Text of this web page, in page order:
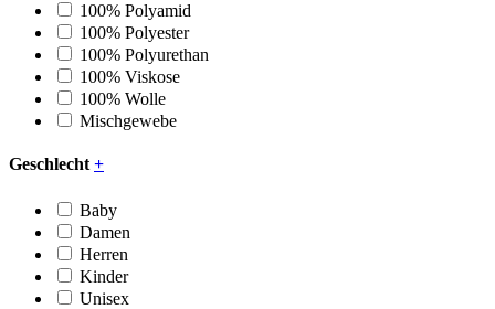
100% Polyamid
100% Polyester
100% Polyurethan
100% Viskose
100% Wolle
Mischgewebe
Geschlecht +
Baby
Damen
Herren
Kinder
Unisex